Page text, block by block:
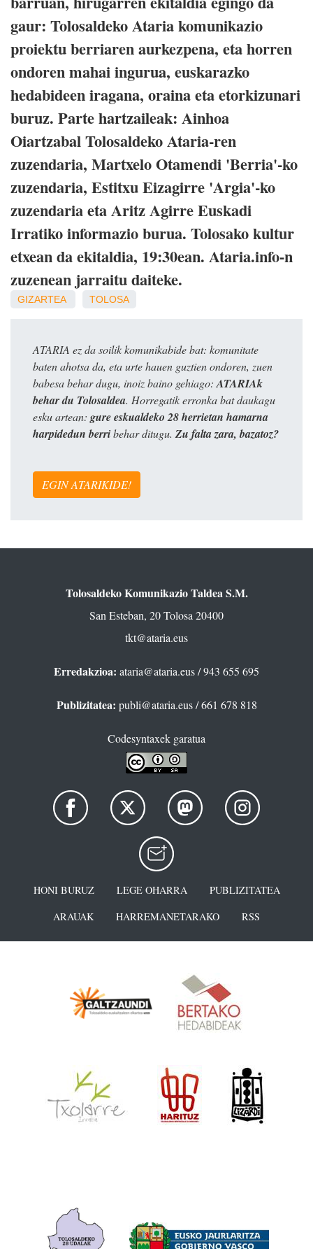
gaur: Tolosaldeko Ataria komunikazio
proiektu berriaren aurkezpena, eta horren
ondoren mahai ingurua, euskarazko
hedabideen iragana, oraina eta etorkizunari
buruz. Parte hartzaileak: Ainhoa
Oiartzabal Tolosaldeko Ataria-ren
zuzendaria, Martxelo Otamendi 'Berria'-ko
zuzendaria, Estitxu Eizagirre 'Argia'-ko
zuzendaria eta Aritz Agirre Euskadi
Irratiko informazio burua. Tolosako kultur
etxean da ekitaldia, 19:30ean. Ataria.info-n
zuzenean jarraitu daiteke.
GIZARTEA TOLOSA
ATARIA ez da soilik komunikabide bat: komunitate
baten ahotsa da, eta urte hauen guztien ondoren, zuen
babesa behar dugu, inoiz baino gehiago:ATARIAk
behar du Tolosaldea. Horregatik erronka bat daukagu
esku artean: gure eskualdeko 28 herrietan hamarna
harpidedun berribehar ditugu. Zu falta zara, bazatoz?
EGIN ATARIKIDE!
Tolosaldeko Komunikazio Taldea S.M.
San Esteban, 20 Tolosa 20400
tkt@ataria.eus
Erredakzioa: ataria@ataria.eus/ 943 655 695
Publizitatea: publi@ataria.eus/ 661 678 818
Codesyntaxek garatua
HONI BURUZ LEGE OHARRA
PUBLIZITATEA
ARAUAK
HARREMANETARAKO RSS